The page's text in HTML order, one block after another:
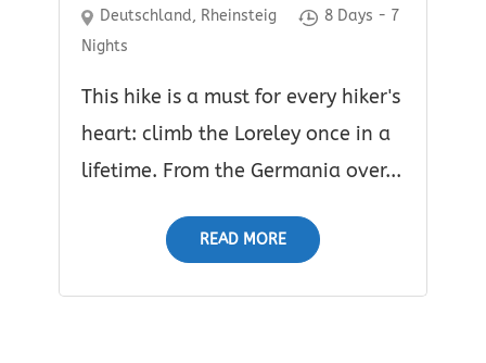
Deutschland, Rheinsteig
8 Days - 7
Nights
This hike is a must for every hiker's
heart: climb the Loreley once in a
lifetime. From the Germania over...
READ MORE